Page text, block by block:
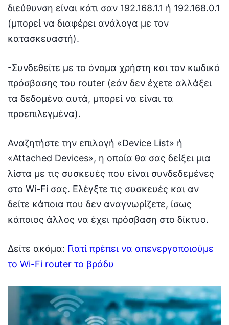
διεύθυνση είναι κάτι σαν 192.168.1.1 ή 192.168.0.1
(μπορεί να διαφέρει ανάλογα με τον
κατασκευαστή).
-Συνδεθείτε με το όνομα χρήστη και τον κωδικό
πρόσβασης του router (εάν δεν έχετε αλλάξει
τα δεδομένα αυτά, μπορεί να είναι τα
προεπιλεγμένα).
Αναζητήστε την επιλογή «Device List» ή
«Attached Devices», η οποία θα σας δείξει μια
λίστα με τις συσκευές που είναι συνδεδεμένες
στο Wi-Fi σας. Ελέγξτε τις συσκευές και αν
δείτε κάποια που δεν αναγνωρίζετε, ίσως
κάποιος άλλος να έχει πρόσβαση στο δίκτυο.
Δείτε ακόμα: Γιατί πρέπει να απενεργοποιούμε
το Wi-Fi router το βράδυ